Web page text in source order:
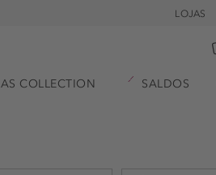
LOJAS
COLLECTION SALDOS